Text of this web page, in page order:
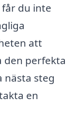
du inte
att
perfekta
nästa steg
en